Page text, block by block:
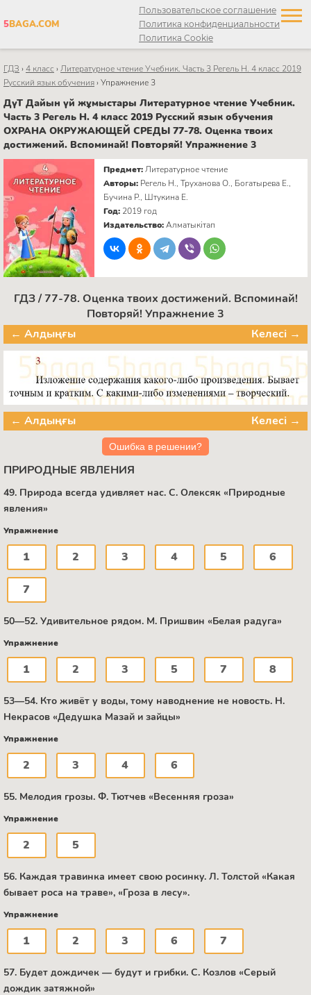
5BAGA.COM
Пользовательское соглашение
Политика конфиденциальности
Политика Cookie
ГДЗ ›4 класс ›Литературное чтение Учебник. Часть 3 Регель Н. 4 класс 2019
Русский язык обучения›Упражнение 3
ДүТ Дайын үй жұмыстары Литературное чтение Учебник.
Часть 3 Регель Н. 4 класс 2019 Русский язык обучения
ОХРАНА ОКРУЖАЮЩЕЙ СРЕДЫ 77-78. Оценка твоих
достижений. Вспоминай! Повторяй! Упражнение 3
Предмет:Литературное чтение
Авторы: Регель Н., Труханова О., Богатырева Е.,
Бучина Р., Штукина Е.
Год: 2019 год
Издательство:Алматыкітап
ГДЗ / 77-78. Оценка твоих достижений. Вспоминай!
Повторяй! Упражнение 3
← Алдыңғы
Келесі →
← Алдыңғы Келесі →
Ошибка в решении?
ПРИРОДНЫЕ ЯВЛЕНИЯ
49. Природа всегда удивляет нас. С. Олексяк «Природные
явления»
Упражнение
1 2 3 4 5 6
7
50—52. Удивительное рядом. М. Пришвин «Белая радуга»
Упражнение
1 2 3 5 7 8
53—54. Кто живёт у воды, тому наводнение не новость. Н.
Некрасов «Дедушка Мазай и зайцы»
Упражнение
2 3 4 6
55. Мелодия грозы. Ф. Тютчев «Весенняя гроза»
Упражнение
2 5
56. Каждая травинка имеет свою росинку. Л. Толстой «Какая
бывает роса на траве», «Гроза в лесу».
Упражнение
1 2 3 6 7
57. Будет дождичек — будут и грибки. С. Козлов «Серый
дождик затяжной»